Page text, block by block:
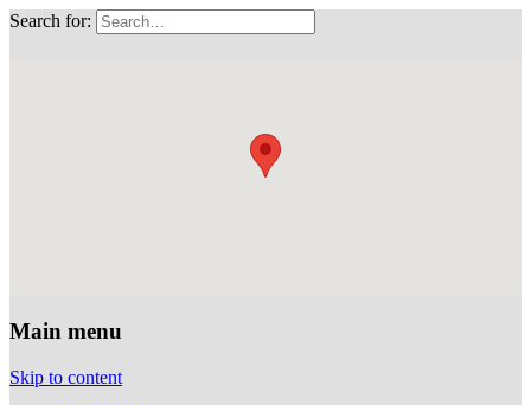
Search for:
Main menu
Skip to content